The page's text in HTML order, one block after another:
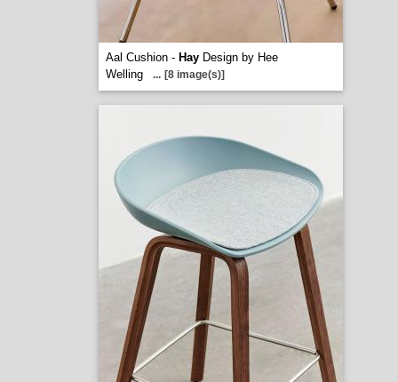
Aal Cushion - HayDesign by Hee
Welling
... [8 image(s)]